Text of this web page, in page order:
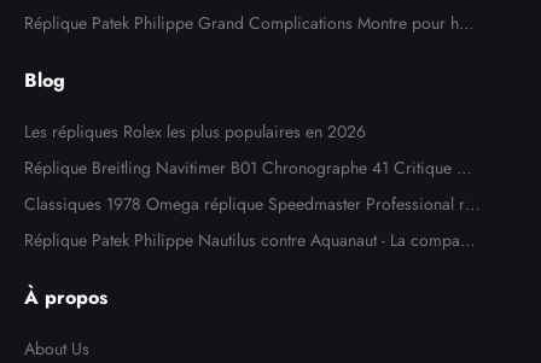
atch 15400SR
Réplique Patek Philippe Grand Complications Montre pour ho
Blog
Les répliques Rolex les plus populaires en 2026
Réplique Breitling Navitimer B01 Chronographe 41 Critique de
la montre
Classiques 1978 Omega réplique Speedmaster Professional ré
f. 145,022
Réplique Patek Philippe Nautilus contre Aquanaut - La comparai
À propos
About Us